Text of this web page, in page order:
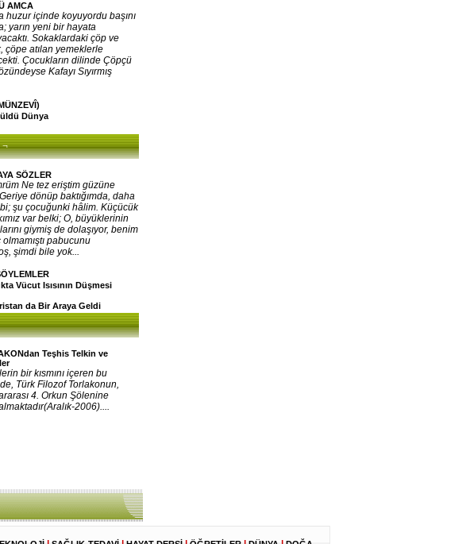
AMCA
huzur içinde koyuyordu başını
yarın yeni bir hayata
Sokaklardaki çöp ve
çöpe atılan yemeklerle
Çocukların dilinde Çöpçü
Kafayı Sıyırmış
Dünya
¬
SÖZLER
Ne tez eriştim güzüne
dönüp baktığımda, daha
şu çocuğunki hâlim. Küçücük
var belki; O, büyüklerinin
giymiş de dolaşıyor, benim
pabucunu
şimdi bile yok...
Vücut Isısının Düşmesi
da Bir Araya Geldi
Teşhis Telkin ve
bir kısmını içeren bu
Türk Filozof Torlakonun,
4. Orkun Şölenine
2006)....